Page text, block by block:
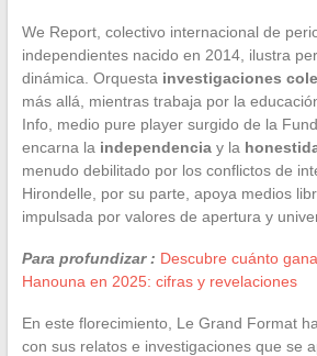
We Report, colectivo internacional de
independientes nacido en 2014, ilustra
dinámica. Orquesta investigaciones
más allá, mientras trabaja por la
Info, medio pure player surgido de la
encarna la independenciay la
menudo debilitado por los conflictos de
Hirondelle, por su parte, apoya medios
impulsada por valores de apertura y
Para profundizar : Descubre cuánto
Hanouna en 2025: cifras y revelaciones
En este florecimiento, Le Grand Format
con sus relatos e investigaciones que se